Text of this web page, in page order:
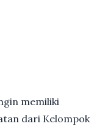
memiliki
dari Kelompok